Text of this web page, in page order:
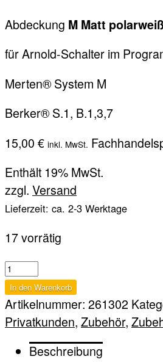
Abdeckung M Matt
für Arnold-Schalter im
Merten® System M
Berker® S.1, B.1,3,7
15,00 € inkl. MwSt.
Enthält 19% MwSt.
zzgl. Versand
Lieferzeit: ca. 2-3 Werktage
17 vorrätig
M
MATT
Menge
In den Warenkorb
Artikelnummer: 261302
Privatkunden, Zubehör,
Beschreibung